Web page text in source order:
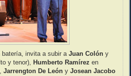
invita a subir a Juan Colón y
y tenor), Humberto Ramírez en
Jarrengton De León y Josean Jacobo